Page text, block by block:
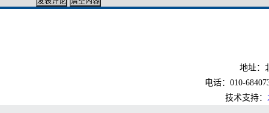
地址：
电话：010-
技术支持：